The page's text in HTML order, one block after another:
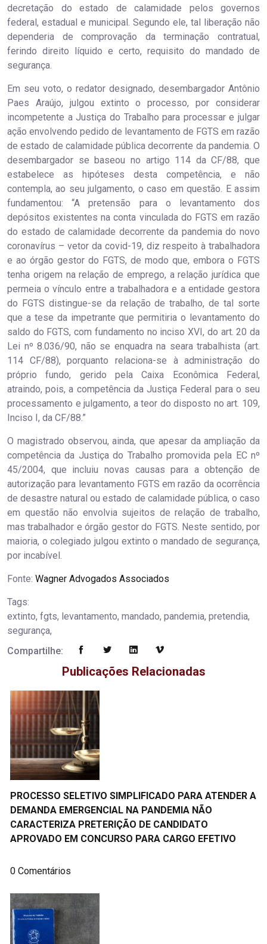
decretação do estado de calamidade pelos governos
federal, estadual e municipal. Segundo ele, tal liberação não
dependeria de comprovação da terminação contratual,
ferindo direito líquido e certo, requisito do mandado de
segurança.
Em seu voto, o redator designado, desembargador Antônio
Paes Araújo, julgou extinto o processo, por considerar
incompetente a Justiça do Trabalho para processar e julgar
ação envolvendo pedido de levantamento de FGTS em razão
de estado de calamidade pública decorrente da pandemia. O
desembargador se baseou no artigo 114 da CF/88, que
estabelece as hipóteses desta competência, e não
contempla, ao seu julgamento, o caso em questão. E assim
fundamentou: “A pretensão para o levantamento dos
depósitos existentes na conta vinculada do FGTS em razão
do estado de calamidade decorrente da pandemia do novo
coronavírus – vetor da covid-19, diz respeito à trabalhadora
e ao órgão gestor do FGTS, de modo que, embora o FGTS
tenha origem na relação de emprego, a relação jurídica que
permeia o vínculo entre a trabalhadora e a entidade gestora
do FGTS distingue-se da relação de trabalho, de tal sorte
que a tese da impetrante que permitiria o levantamento do
saldo do FGTS, com fundamento no inciso XVI, do art. 20 da
Lei nº 8.036/90, não se enquadra na seara trabalhista (art.
114 CF/88), porquanto relaciona-se à administração do
próprio fundo, gerido pela Caixa Econômica Federal,
atraindo, pois, a competência da Justiça Federal para o seu
processamento e julgamento, a teor do disposto no art. 109,
Inciso I, da CF/88.”
O magistrado observou, ainda, que apesar da ampliação da
competência da Justiça do Trabalho promovida pela EC nº
45/2004, que incluiu novas causas para a obtenção de
autorização para levantamento FGTS em razão da ocorrência
de desastre natural ou estado de calamidade pública, o caso
em questão não envolvia sujeitos de relação de trabalho,
mas trabalhador e órgão gestor do FGTS. Neste sentido, por
maioria, o colegiado julgou extinto o mandado de segurança,
por incabível.
Fonte: Wagner Advogados Associados
Tags:
extinto, fgts, levantamento, mandado, pandemia, pretendia,
segurança,
Compartilhe:
Publicações Relacionadas
PROCESSO SELETIVO SIMPLIFICADO PARA ATENDER A
DEMANDA EMERGENCIAL NA PANDEMIA NÃO
CARACTERIZA PRETERIÇÃO DE CANDIDATO
APROVADO EM CONCURSO PARA CARGO EFETIVO
0 Comentários